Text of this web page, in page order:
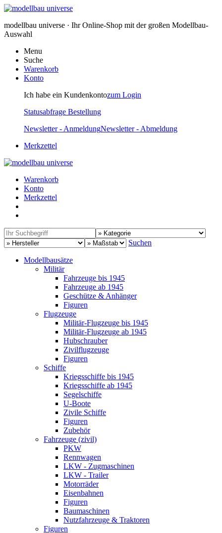
modellbau universe · Ihr Online-Shop mit der großen Modellbau-
Auswahl
Menu
Suche
Warenkorb
Konto
Ich habe ein Kundenkontozum Login
Statusabfrage Bestellung
Newsletter - AnmeldungNewsletter - Abmeldung
Merkzettel
Warenkorb
Konto
Merkzettel
Suchen
Modellbausätze
Militär
Fahrzeuge bis 1945
Fahrzeuge ab 1945
Geschütze & Anhänger
Figuren
Flugzeuge
Militär-Flugzeuge bis 1945
Militär-Flugzeuge ab 1945
Hubschrauber
Zivilflugzeuge
Figuren
Schiffe
Kriegsschiffe bis 1945
Kriegsschiffe ab 1945
Segelschiffe
U-Boote
Zivile Schiffe
Figuren
Zubehör
Fahrzeuge (zivil)
PKW
Rennwagen
LKW - Zugmaschinen
LKW - Trailer
Motorräder
Eisenbahnen
Figuren
Baumaschinen
Nutzfahrzeuge & Traktoren
Figuren